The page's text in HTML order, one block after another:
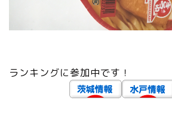
ランキングに参加中です！